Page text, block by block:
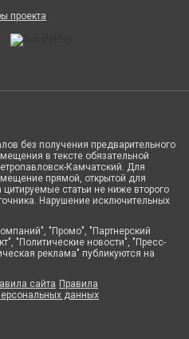
проекта
без получения предварительного
в тексте обязательной
Камчатский. Для
прямой, открытой для
статьи не ниже второго
Нарушение исключительных
"Промо", "Партнерский
"Политические новости", "Пресс-
реклама" публикуются на
сайта Правила
данных